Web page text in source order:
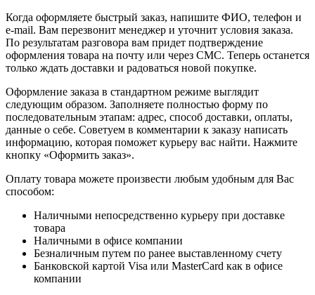
Когда оформляете быстрый заказ, напишите ФИО, телефон и
e-mail. Вам перезвонит менеджер и уточнит условия заказа.
По результатам разговора вам придет подтверждение
оформления товара на почту или через СМС. Теперь останется
только ждать доставки и радоваться новой покупке.
Оформление заказа в стандартном режиме выглядит
следующим образом. Заполняете полностью форму по
последовательным этапам: адрес, способ доставки, оплаты,
данные о себе. Советуем в комментарии к заказу написать
информацию, которая поможет курьеру вас найти. Нажмите
кнопку «Оформить заказ».
Оплату товара можете произвести любым удобным для Вас
способом:
Наличными непосредственно курьеру при доставке
товара
Наличными в офисе компании
Безналичным путем по ранее выставленному счету
Банковской картой Visa или MasterCard как в офисе
компании